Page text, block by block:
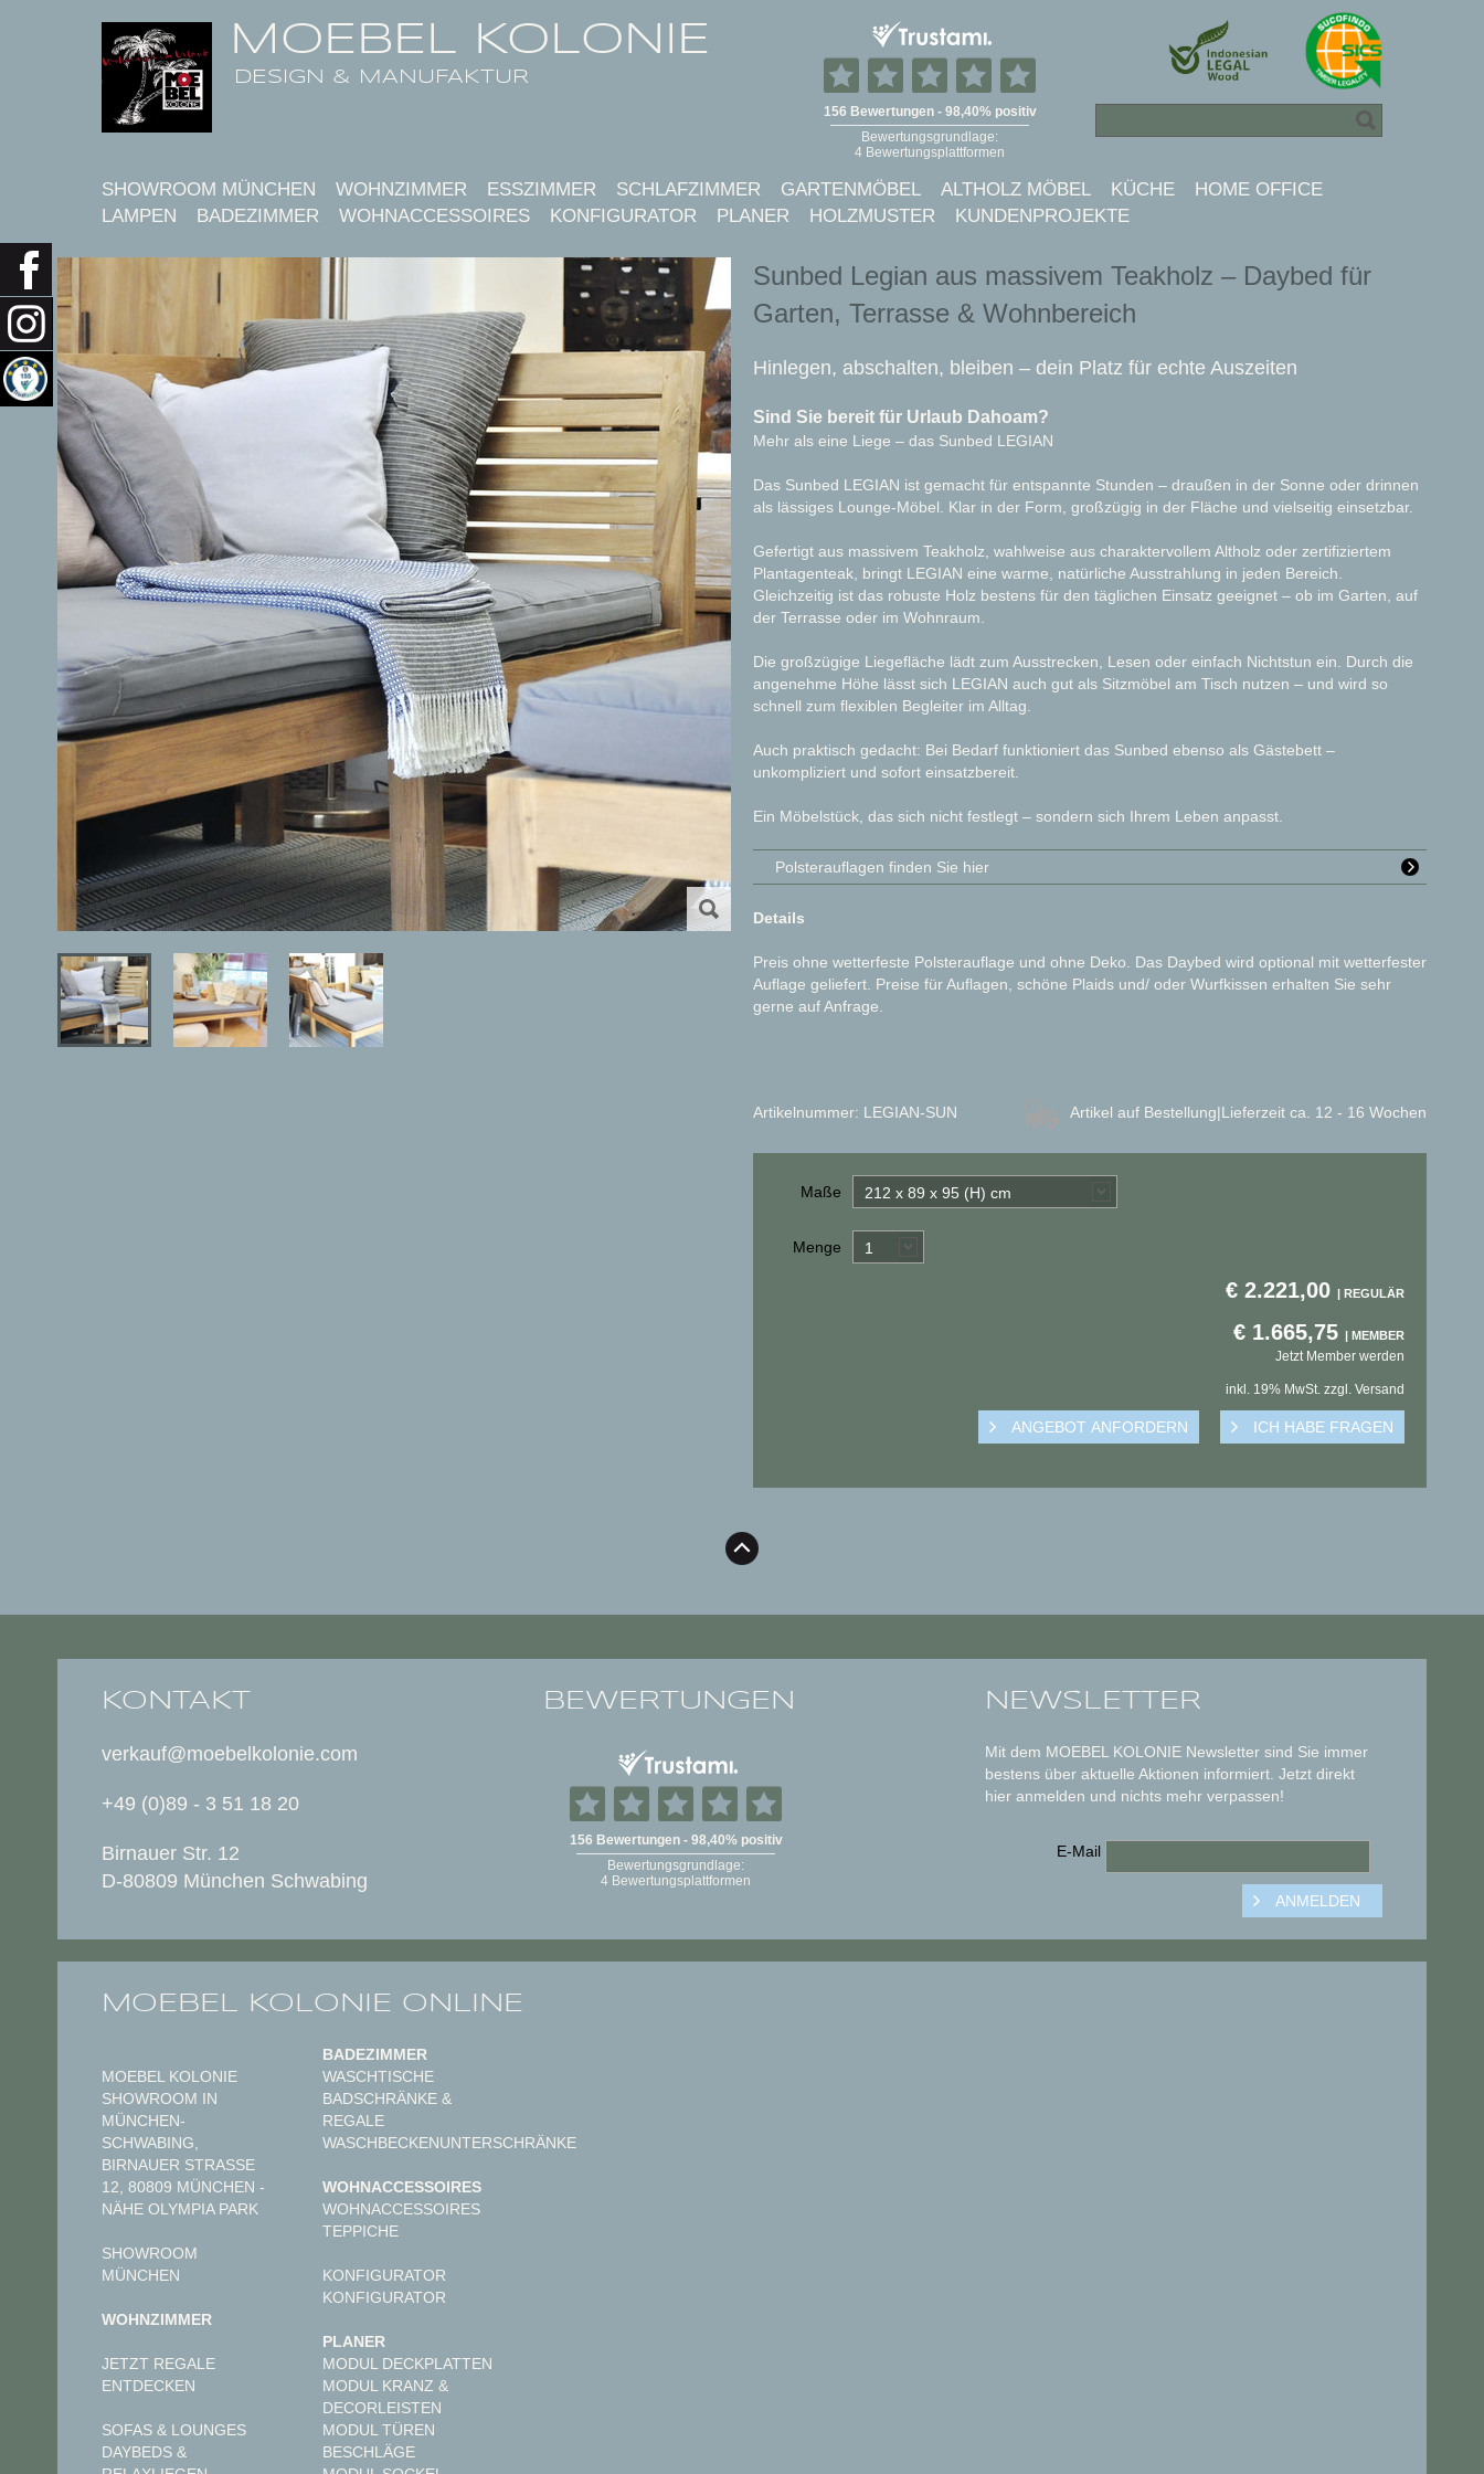
MOEBEL KOLONIE
DESIGN & MANUFAKTUR
SHOWROOM MÜNCHEN WOHNZIMMER ESSZIMMER SCHLAFZIMMER GARTENMÖBEL ALTHOLZ MÖBEL KÜCHE
HOME OFFICE
LAMPEN
BADEZIMMER WOHNACCESSOIRES KONFIGURATOR PLANER HOLZMUSTER KUNDENPROJEKTE
Sunbed Legian aus massivem Teakholz – Daybed für
Garten, Terrasse & Wohnbereich
Hinlegen, abschalten, bleiben – dein Platz für echte Auszeiten
Sind Sie bereit für Urlaub Dahoam?
Mehr als eine Liege – das Sunbed LEGIAN
Das Sunbed LEGIAN ist gemacht für entspannte Stunden – draußen in der Sonne oder drinnen
als lässiges Lounge-Möbel. Klar in der Form, großzügig in der Fläche und vielseitig einsetzbar.
Gefertigt aus massivem Teakholz, wahlweise aus charaktervollem Altholz oder zertifiziertem
Plantagenteak, bringt LEGIAN eine warme, natürliche Ausstrahlung in jeden Bereich.
Gleichzeitig ist das robuste Holz bestens für den täglichen Einsatz geeignet – ob im Garten, auf
der Terrasse oder im Wohnraum.
Die großzügige Liegefläche lädt zum Ausstrecken, Lesen oder einfach Nichtstun ein. Durch die
angenehme Höhe lässt sich LEGIAN auch gut als Sitzmöbel am Tisch nutzen – und wird so
schnell zum flexiblen Begleiter im Alltag.
Auch praktisch gedacht: Bei Bedarf funktioniert das Sunbed ebenso als Gästebett –
unkompliziert und sofort einsatzbereit.
Ein Möbelstück, das sich nicht festlegt – sondern sich Ihrem Leben anpasst.
Polsterauflagen finden Sie hier
Details
Preis ohne wetterfeste Polsterauflage und ohne Deko. Das Daybed wird optional mit wetterfester
Auflage geliefert. Preise für Auflagen, schöne Plaids und/ oder Wurfkissen erhalten Sie sehr
gerne auf Anfrage.
Artikelnummer: LEGIAN-SUN Artikel auf Bestellung|Lieferzeit ca. 12 - 16 Wochen
Maße 212 x 89 x 95 (H) cm
Menge 1
€ 2.221,00
€ 1.665,75
Jetzt Member werden
inkl. 19% MwSt. zzgl. Versand
KONTAKT
verkauf@moebelkolonie.com
+49 (0)89 - 3 51 18 20
Birnauer Str. 12
D-80809 München Schwabing
BEWERTUNGEN NEWSLETTER
Mit dem MOEBEL KOLONIE Newsletter sind Sie immer
bestens über aktuelle Aktionen informiert. Jetzt direkt
hier anmelden und nichts mehr verpassen!
E-Mail
MOEBEL KOLONIE ONLINE
MOEBEL KOLONIE
SHOWROOM IN
MÜNCHEN-
SCHWABING,
BIRNAUER STRASSE 1
2, 80809 MÜNCHEN - N
ÄHE OLYMPIA PARK
SHOWROOM
MÜNCHEN
WOHNZIMMER
JETZT REGALE
ENTDECKEN
SOFAS & LOUNGES
DAYBEDS &
BADEZIMMER
WASCHTISCHE
BADSCHRÄNKE &
REGALE
WASCHBECKENUNTERSCHRÄNKE
WOHNACCESSOIRES
WOHNACCESSOIRES
TEPPICHE
KONFIGURATOR
KONFIGURATOR
PLANER
MODUL DECKPLATTEN
MODUL KRANZ &
DECORLEISTEN
MODUL TÜREN
BESCHLÄGE